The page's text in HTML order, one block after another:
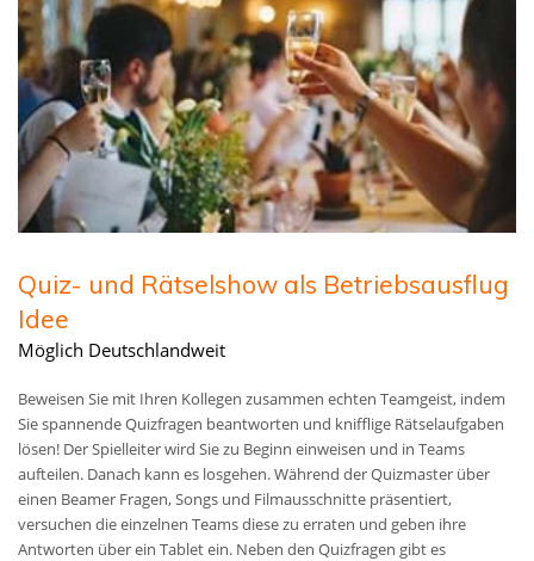
Quiz- und Rätselshow als Betriebsausflug
Idee
Möglich Deutschlandweit
Beweisen Sie mit Ihren Kollegen zusammen echten Teamgeist, indem
Sie spannende Quizfragen beantworten und knifflige Rätselaufgaben
lösen! Der Spielleiter wird Sie zu Beginn einweisen und in Teams
aufteilen. Danach kann es losgehen. Während der Quizmaster über
einen Beamer Fragen, Songs und Filmausschnitte präsentiert,
versuchen die einzelnen Teams diese zu erraten und geben ihre
Antworten über ein Tablet ein. Neben den Quizfragen gibt es